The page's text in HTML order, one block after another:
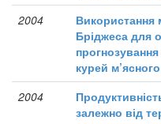
2004
Використання
Бріджеса для
прогнозування
курей
2004
залежно від